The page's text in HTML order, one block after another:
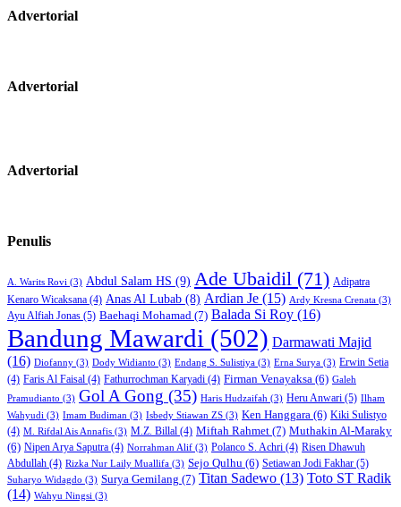
Advertorial
Advertorial
Advertorial
Penulis
A. Warits Rovi (3) Abdul Salam HS (9) Ade Ubaidil (71) Adipatra
Kenaro Wicaksana (4) Anas Al Lubab (8) Ardian Je (15) Ardy Kresna Crenata (3)
Ayu Alfiah Jonas (5) Baehaqi Mohamad (7) Balada Si Roy (16)
Bandung Mawardi (502) Darmawati Majid
(16) Diofanny (3) Dody Widianto (3) Endang S. Sulistiya (3) Erna Surya (3) Erwin Setia
(4) Faris Al Faisal (4) Fathurrochman Karyadi (4) Firman Venayaksa (6) Galeh
Pramudianto (3) Gol A Gong (35) Haris Hudzaifah (3) Heru Anwari (5) Ilham
Wahyudi (3) Imam Budiman (3) Isbedy Stiawan ZS (3) Ken Hanggara (6) Kiki Sulistyo
(4) M. Rifdal Ais Annafis (3) M.Z. Billal (4) Miftah Rahmet (7) Muthakin Al-Maraky
(6) Nipen Arya Saputra (4) Norrahman Alif (3) Polanco S. Achri (4) Risen Dhawuh
Abdullah (4) Rizka Nur Laily Muallifa (3) Sejo Qulhu (6) Setiawan Jodi Fakhar (5)
Suharyo Widagdo (3) Surya Gemilang (7) Titan Sadewo (13) Toto ST Radik
(14) Wahyu Ningsi (3)